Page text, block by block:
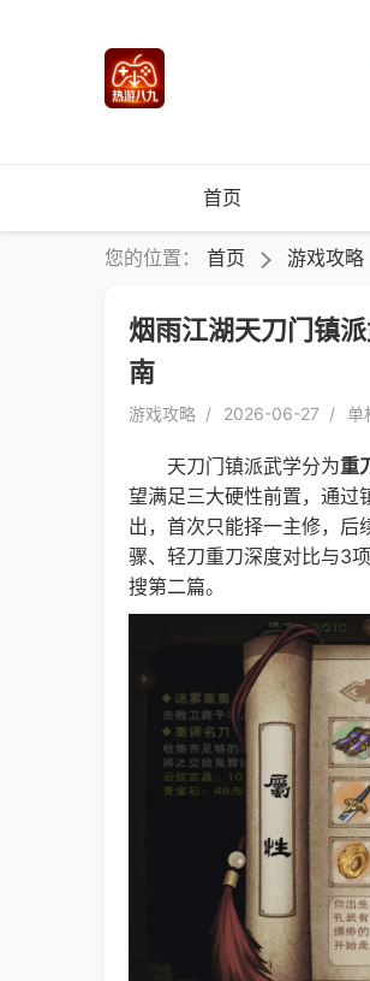
首页
您的位置： 首页 游戏攻略
烟雨江湖天刀门镇
南
游戏攻略 2026-06-27 单
天刀门镇派武学分为重
望满足三大硬性前置，通过
出，首次只能择一主修，后
骤、轻刀重刀深度对比与3
搜第二篇。